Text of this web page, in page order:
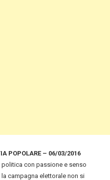
POPOLARE – 06/03/2016
politica con passione e senso
campagna elettorale non si